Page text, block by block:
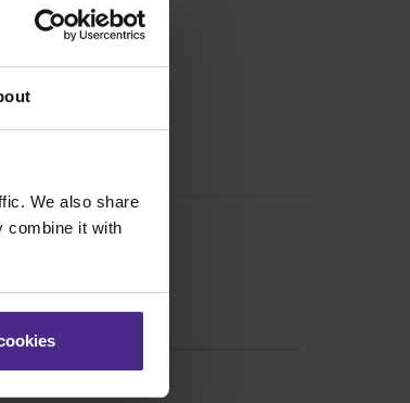
We also share
combine it with